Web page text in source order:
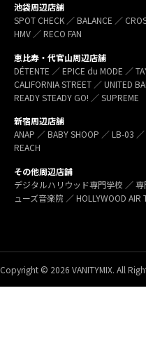
池袋周辺店舗
SPOT CHECK ／ BALANCE ／
HMV ／ RECO FAN
恵比寿・代官山周辺店舗
DÉTENTE ／ EPICE du MODE ／
CALIFORNIA STREET ／ UNITED
READY STEADY GO! ／ SUPREME
新宿周辺店舗
ANAP ／ BABY SHOOP ／ LB-03
REACH
その他周辺店舗
デジタルハリウッド専門学校 ／
ューズ音楽院 ／ HOLLYWOOD
Copyright © 2026 VANITYMIX. All